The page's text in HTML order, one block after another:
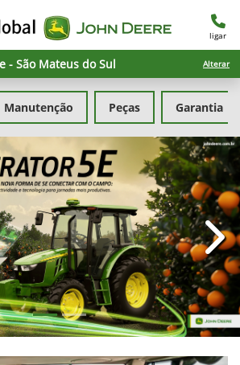
ligar
- São Mateus do Sul Alterar
Manutenção Peças Garantia